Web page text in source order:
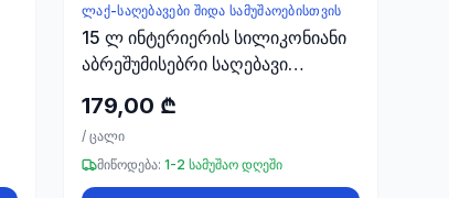
ᲚᲐᲥ-ᲡᲐᲦᲔᲑᲐᲕᲔᲑᲘ ᲨᲘᲓᲐ ᲡᲐᲛᲣᲨᲐᲝᲔᲑᲘᲡᲗᲕᲘᲡ
15 ლ ინტერიერის სილიკონიანი
აბრეშუმისებრი საღებავი
179,00 ₾
/ ცალი
მიწოდება: 1-2 სამუშაო დღეში